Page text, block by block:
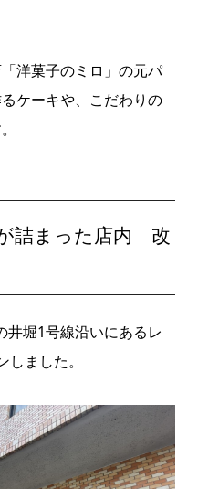
洋菓子のミロ」の元パ
ケーキや、こだわりの
詰まった店内 改
井堀1号線沿いにあるレ
ました。